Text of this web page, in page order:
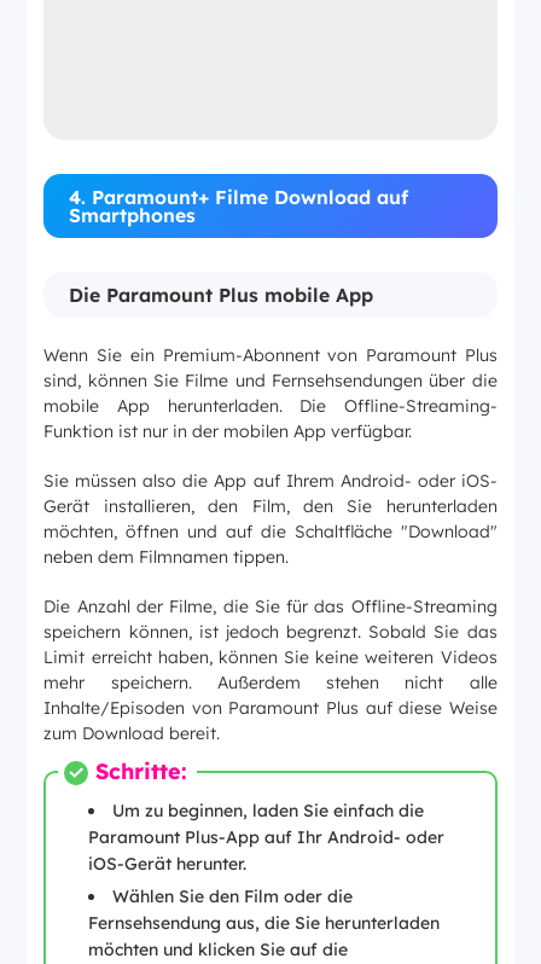
4. Paramount+ Filme Download auf
Smartphones
Die Paramount Plus mobile App
Wenn Sie ein Premium-Abonnent von Paramount Plus
sind, können Sie Filme und Fernsehsendungen über die
mobile App herunterladen. Die Offline-Streaming-
Funktion ist nur in der mobilen App verfügbar.
Sie müssen also die App auf Ihrem Android- oder iOS-
Gerät installieren, den Film, den Sie herunterladen
möchten, öffnen und auf die Schaltfläche "Download"
neben dem Filmnamen tippen.
Die Anzahl der Filme, die Sie für das Offline-Streaming
speichern können, ist jedoch begrenzt. Sobald Sie das
Limit erreicht haben, können Sie keine weiteren Videos
mehr speichern. Außerdem stehen nicht alle
Inhalte/Episoden von Paramount Plus auf diese Weise
zum Download bereit.
Schritte:
Um zu beginnen, laden Sie einfach die
Paramount Plus-App auf Ihr Android- oder
iOS-Gerät herunter.
Wählen Sie den Film oder die
Fernsehsendung aus, die Sie herunterladen
möchten und klicken Sie auf die